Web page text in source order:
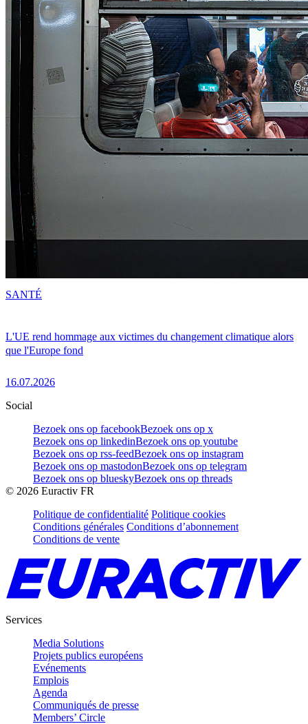
L'UE rend hommage aux victimes du changement climatique alors
que l'Europe fond
16.07.2026
SANTÉ
Social
Bezoek ons op facebookBezoek ons op x
Bezoek ons op linkedinBezoek ons op youtube
Bezoek ons op rss-feedBezoek ons op instagram
Bezoek ons op mastodonBezoek ons op telegram
Bezoek ons op blueskyBezoek ons op threads
© 2026 Euractiv FR
Politique de confidentialité Politique cookies
Conditions générales Conditions d’abonnement
Conditions de vente
Services
Media Solutions
Projets publics européens
Evénements
Emplois
Agenda
Communiqués de presse
Members’ Circle